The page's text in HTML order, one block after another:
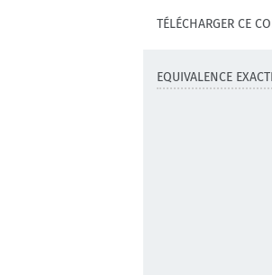
TÉLÉCHARGER CE
EQUIVALENCE